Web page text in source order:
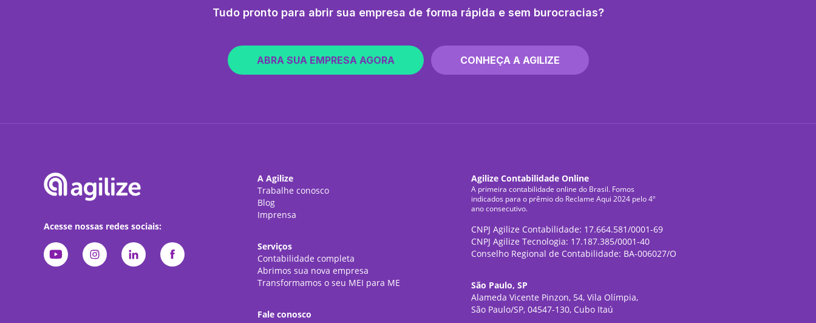
Tudo pronto para abrir sua empresa de forma rápida e sem burocracias?
ABRA SUA EMPRESA AGORA CONHEÇA A AGILIZE
Acesse nossas redes sociais:
A Agilize
Trabalhe conosco
Blog
Imprensa
Serviços
Contabilidade completa
Abrimos sua nova empresa
Transformamos o seu MEI para ME
Fale conosco
Agilize Contabilidade Online
A primeira contabilidade online do Brasil. Fomos
indicados para o prêmio do Reclame Aqui 2024 pelo 4º
ano consecutivo.
CNPJ Agilize Contabilidade: 17.664.581/0001-69
CNPJ Agilize Tecnologia: 17.187.385/0001-40
Conselho Regional de Contabilidade: BA-006027/O
São Paulo, SP
Alameda Vicente Pinzon, 54, Vila Olímpia,
São Paulo/SP, 04547-130, Cubo Itaú